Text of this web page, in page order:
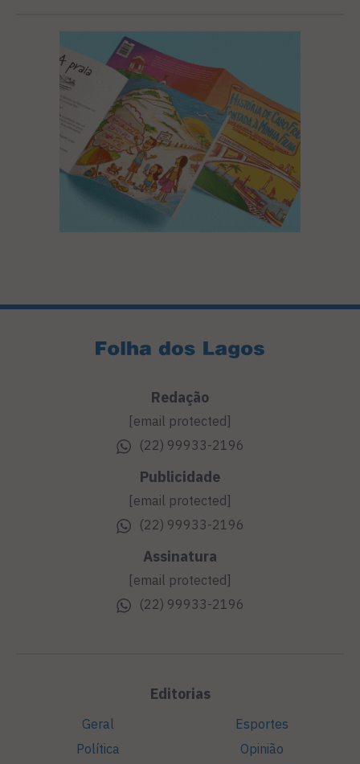
Redação
[email protected]
(22) 99933-2196
Publicidade
[email protected]
(22) 99933-2196
Assinatura
[email protected]
(22) 99933-2196
Editorias
Geral
Política
Esportes
Opinião